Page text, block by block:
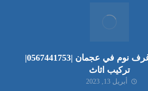
فك وتركيب غرف نوم في عجمان |0567441753|
تركيب اثاث
أبريل 13, 2023